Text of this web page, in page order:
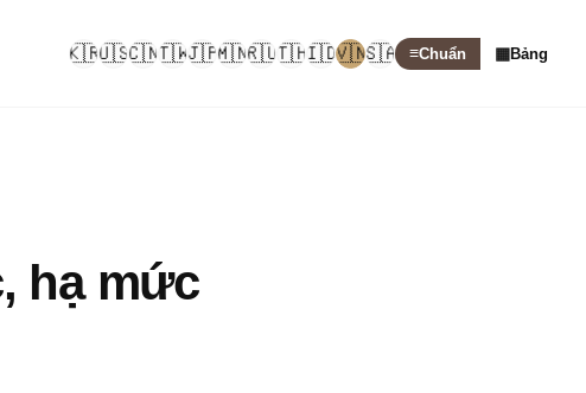
🇰🇷🇺🇸🇨🇳🇹🇼🇯🇵🇲🇳🇷🇺🇹🇭🇮🇩🇻🇳🇸🇦 ≡Chuẩn ▦Bảng
hạ mức